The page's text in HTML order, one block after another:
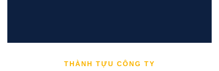
THÀNH TỰU CÔNG TY